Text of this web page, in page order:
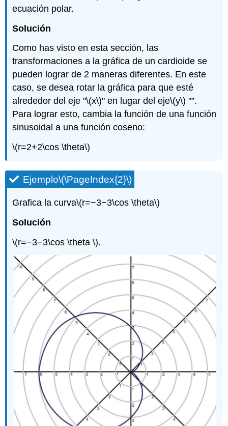
ecuación polar.
Solución
Como has visto en esta sección, las
transformaciones a la gráfica de un cardioide se
pueden lograr de 2 maneras diferentes. En este
caso, se desea rotar la gráfica para que esté
alrededor del eje "\(x\)" en lugar del eje\(y\) "”.
Para lograr esto, cambia la función de una función
sinusoidal a una función coseno:
\(r=2+2\cos \theta\)
Ejemplo\(\PageIndex{2}\)
Grafica la curva\(r=−3−3\cos \theta\)
Solución
\(r=−3−3\cos \theta \).